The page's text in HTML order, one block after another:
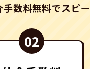
数料無料でスピ